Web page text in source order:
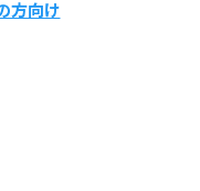
方向け